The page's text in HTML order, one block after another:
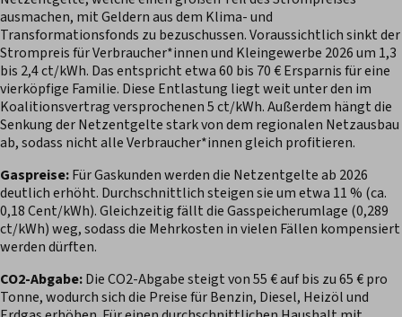
ausmachen, mit Geldern aus dem Klima- und
Transformationsfonds zu bezuschussen. Voraussichtlich sinkt der
Strompreis für Verbraucher*innen und Kleingewerbe 2026 um 1,3
bis 2,4 ct/kWh. Das entspricht etwa 60 bis 70 € Ersparnis für eine
vierköpfige Familie. Diese Entlastung liegt weit unter den im
Koalitionsvertrag versprochenen 5 ct/kWh. Außerdem hängt die
Senkung der Netzentgelte stark von dem regionalen Netzausbau
ab, sodass nicht alle Verbraucher*innen gleich profitieren.
Gaspreise:Für Gaskunden werden die Netzentgelte ab 2026
deutlich erhöht. Durchschnittlich steigen sie um etwa 11 % (ca.
0,18 Cent/kWh). Gleichzeitig fällt die Gasspeicherumlage (0,289
ct/kWh) weg, sodass die Mehrkosten in vielen Fällen kompensiert
werden dürften.
CO2-Abgabe:Die CO2-Abgabe steigt von 55 € auf bis zu 65 € pro
Tonne, wodurch sich die Preise für Benzin, Diesel, Heizöl und